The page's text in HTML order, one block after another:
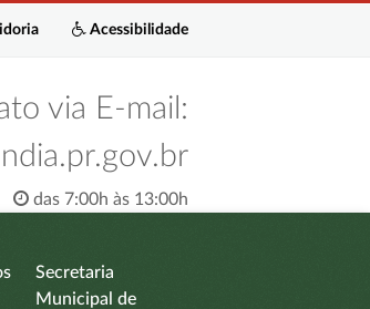
Acessibilidade
via E-mail:
das 7:00h às 13:00h
Secretaria
Municipal de